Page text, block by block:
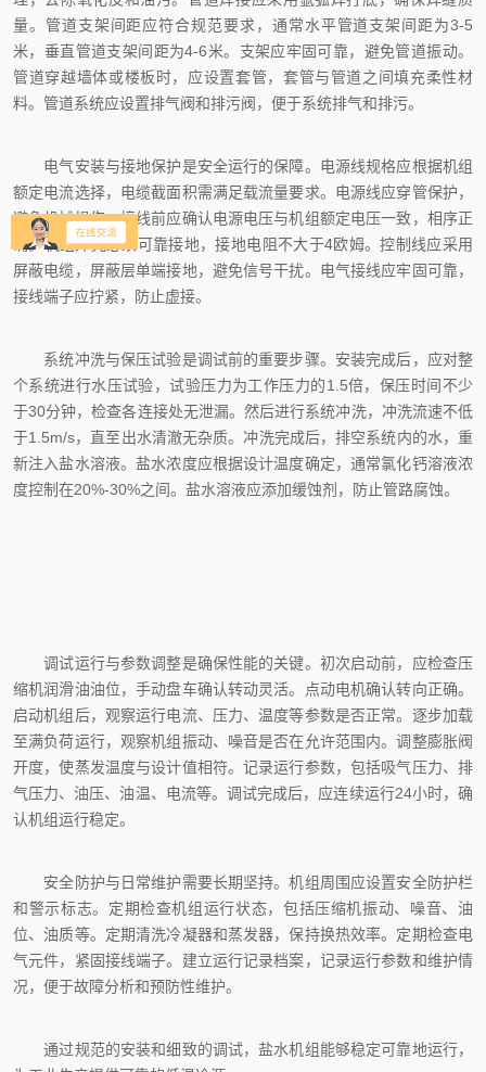
量。管道支架间距应符合规范要求，通常水平管道支架间距为3-5
米，垂直管道支架间距为4-6米。支架应牢固可靠，避免管道振动。
管道穿越墙体或楼板时，应设置套管，套管与管道之间填充柔性材
料。管道系统应设置排气阀和排污阀，便于系统排气和排污。
电气安装与接地保护是安全运行的保障。电源线规格应根据机组
额定电流选择，电缆截面积需满足载流量要求。电源线应穿管保护，
避免机械损伤。接线前应确认电源电压与机组额定电压一致，相序正
确。机组外壳必须可靠接地，接地电阻不大于4欧姆。控制线应采用
屏蔽电缆，屏蔽层单端接地，避免信号干扰。电气接线应牢固可靠，
接线端子应拧紧，防止虚接。
系统冲洗与保压试验是调试前的重要步骤。安装完成后，应对整
个系统进行水压试验，试验压力为工作压力的1.5倍，保压时间不少
于30分钟，检查各连接处无泄漏。然后进行系统冲洗，冲洗流速不低
于1.5m/s，直至出水清澈无杂质。冲洗完成后，排空系统内的水，重
新注入盐水溶液。盐水浓度应根据设计温度确定，通常氯化钙溶液浓
度控制在20%-30%之间。盐水溶液应添加缓蚀剂，防止管路腐蚀。
调试运行与参数调整是确保性能的关键。初次启动前，应检查压
缩机润滑油油位，手动盘车确认转动灵活。点动电机确认转向正确。
启动机组后，观察运行电流、压力、温度等参数是否正常。逐步加载
至满负荷运行，观察机组振动、噪音是否在允许范围内。调整膨胀阀
开度，使蒸发温度与设计值相符。记录运行参数，包括吸气压力、排
气压力、油压、油温、电流等。调试完成后，应连续运行24小时，确
认机组运行稳定。
安全防护与日常维护需要长期坚持。机组周围应设置安全防护栏
和警示标志。定期检查机组运行状态，包括压缩机振动、噪音、油
位、油质等。定期清洗冷凝器和蒸发器，保持换热效率。定期检查电
气元件，紧固接线端子。建立运行记录档案，记录运行参数和维护情
况，便于故障分析和预防性维护。
通过规范的安装和细致的调试，盐水机组能够稳定可靠地运行，